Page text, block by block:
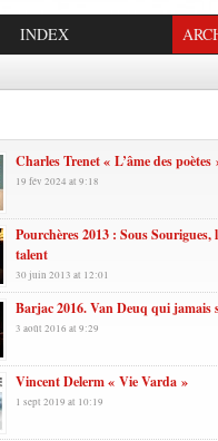
INDEX
Charles Trenet « L’âme des poètes
19 fév 2024 at 9:18
Pourchères 2013 : Sous Sourigues,
talent
30 juin 2013 at 12:01
Barjac 2016. Van Deuq qui jamais
3 août 2016 at 9:29
Vincent Delerm « Vie Varda »
1 sept 2019 at 10:19